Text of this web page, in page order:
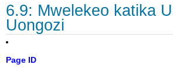
6.9: Mwelekeo katika
Uongozi
Page ID